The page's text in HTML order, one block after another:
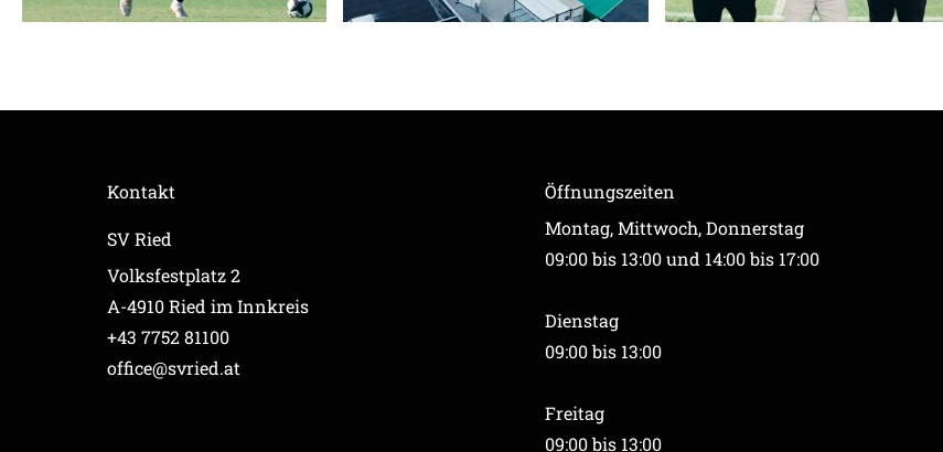
Kontakt
SV Ried
Volksfestplatz 2
A-4910 Ried im Innkreis
+43 7752 81100
office@svried.at
Öffnungszeiten
Montag, Mittwoch, Donnerstag
09:00 bis 13:00 und 14:00 bis 17:00
Dienstag
09:00 bis 13:00
Freitag
09:00 bis 13:00